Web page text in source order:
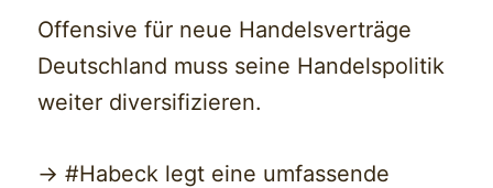
Offensive für neue Handelsverträge
Deutschland muss seine Handelspolitik
weiter diversifizieren.
-> #Habeck legt eine umfassende